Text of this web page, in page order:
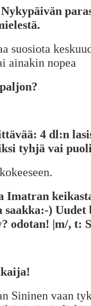
suosiota
ainakin nopea
4 dl:n
tyhjä vai
Imatran
saakka:-)
odotan! |m/, t:
Sininen vaan